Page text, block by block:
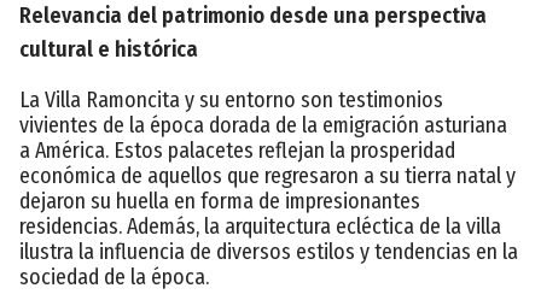
Relevancia del patrimonio desde una perspectiva
cultural e histórica
La Villa Ramoncita y su entorno son testimonios
vivientes de la época dorada de la emigración asturiana
a América. Estos palacetes reflejan la prosperidad
económica de aquellos que regresaron a su tierra natal y
dejaron su huella en forma de impresionantes
residencias. Además, la arquitectura ecléctica de la villa
ilustra la influencia de diversos estilos y tendencias en la
sociedad de la época.